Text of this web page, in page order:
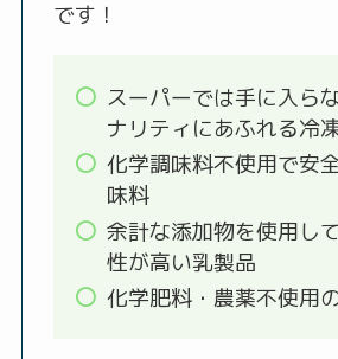
です！
スーパーでは手に入ら
ナリティにあふれる冷
化学調味料不使用で安
味料
余計な添加物を使用し
性が高い乳製品
化学肥料・農薬不使用